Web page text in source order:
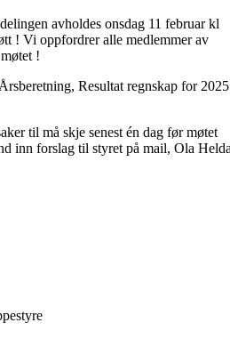
avholdes onsdag 11 februar kl
! Vi oppfordrer alle medlemmer av
!
Resultat regnskap for 2025
til må skje senest én dag før møtet
inn forslag til styret på mail, Ola